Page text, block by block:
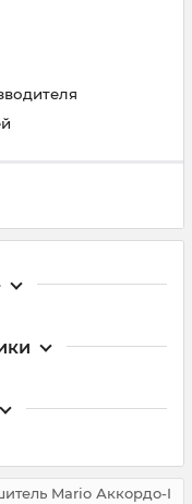
Mario Аккордо-I